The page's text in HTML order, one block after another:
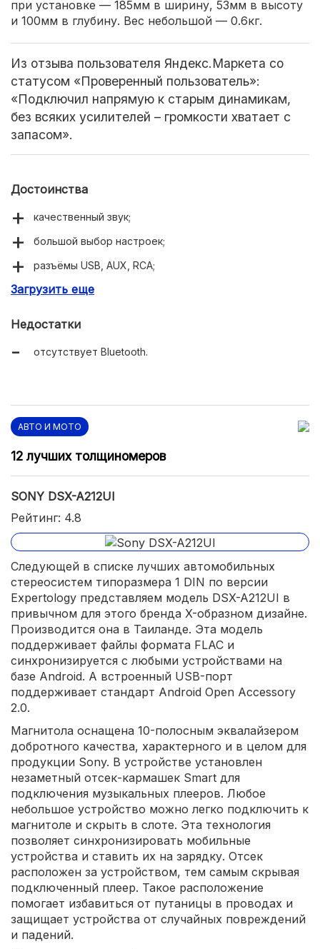
при установке — 185мм в ширину, 53мм в высоту
и 100мм в глубину. Вес небольшой — 0.6кг.
Из отзыва пользователя Яндекс.Маркета со
статусом «Проверенный пользователь»:
«Подключил напрямую к старым динамикам,
без всяких усилителей – громкости хватает с
запасом».
Достоинства
качественный звук;
большой выбор настроек;
разъёмы USB, AUX, RCA;
FM тюнер;
Загрузить еще
Недостатки
отсутствует Bluetooth.
АВТО И МОТО
12 лучших толщиномеров
SONY DSX-A212UI
Рейтинг: 4.8
Следующей в списке лучших автомобильных
стереосистем типоразмера 1 DIN по версии
Expertology представляем модель DSX-A212UI в
привычном для этого бренда X-образном дизайне.
Производится она в Таиланде. Эта модель
поддерживает файлы формата FLAC и
синхронизируется с любыми устройствами на
базе Android. А встроенный USB-порт
поддерживает стандарт Android Open Accessory
2.0.
Магнитола оснащена 10-полосным эквалайзером
добротного качества, характерного и в целом для
продукции Sony. В устройстве установлен
незаметный отсек-кармашек Smart для
подключения музыкальных плееров. Любое
небольшое устройство можно легко подключить к
магнитоле и скрыть в слоте. Эта технология
позволяет синхронизировать мобильные
устройства и ставить их на зарядку. Отсек
расположен за устройством, тем самым скрывая
подключенный плеер. Такое расположение
помогает избавиться от путаницы в проводах и
защищает устройства от случайных повреждений
и падений.